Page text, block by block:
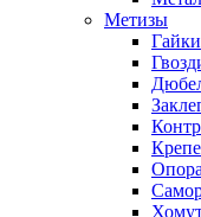
Метизы
Гайки